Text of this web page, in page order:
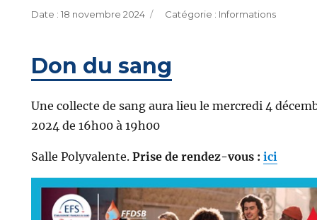
Publié
18 novembre 2024 Catégories
Informations
Don du sang
Une collecte de sang aura lieu le mercredi 4
2024 de 16h00 à 19h00
Salle Polyvalente. Prise de rendez-vous : ici